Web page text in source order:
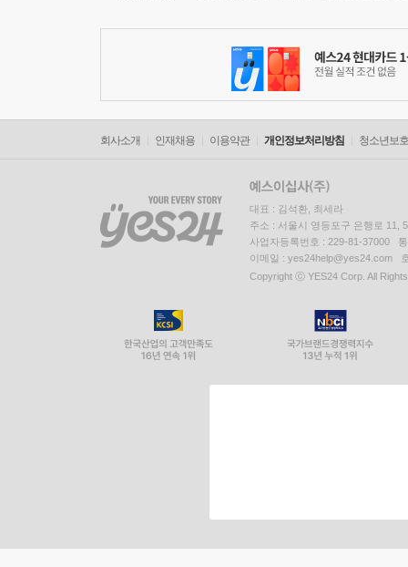
회사소개 인재채용 이용약관 개인정보처리방침 청소년보
대표 : 김석환, 최세라
주소 : 서울시 영등포구 은행로 11,
사업자등록번호 : 229-81-37000
이메일 : yes24help@yes24.com
Copyright ⓒ YES24 Corp. All